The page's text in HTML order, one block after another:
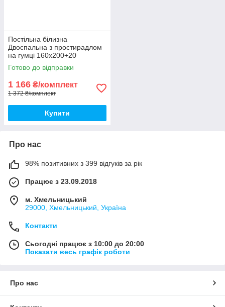
Постільна білизна
Двоспальна з простирадлом
на гумці 160х200+20
Комплект постільної білизни
Фланель на гумі
Готово до відправки
1 166 ₴/комплект
1 372 ₴/комплект
Купити
Про нас
98% позитивних з 399 відгуків за рік
Працює з 23.09.2018
м. Хмельницький
29000, Хмельницький, Україна
Контакти
Сьогодні працює з 10:00 до 20:00
Показати весь графік роботи
Про нас